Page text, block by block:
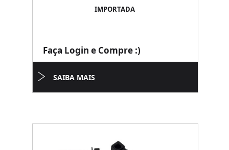
IMPORTADA
Faça Login e Compre :)
SAIBA MAIS